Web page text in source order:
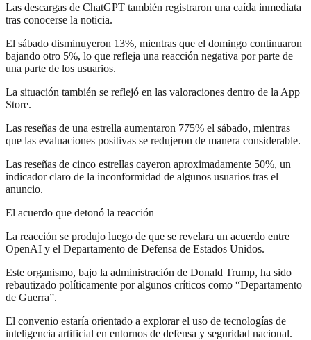
Las descargas de ChatGPT también registraron una caída inmediata
tras conocerse la noticia.
El sábado disminuyeron 13%, mientras que el domingo continuaron
bajando otro 5%, lo que refleja una reacción negativa por parte de
una parte de los usuarios.
La situación también se reflejó en las valoraciones dentro de la App
Store.
Las reseñas de una estrella aumentaron 775% el sábado, mientras
que las evaluaciones positivas se redujeron de manera considerable.
Las reseñas de cinco estrellas cayeron aproximadamente 50%, un
indicador claro de la inconformidad de algunos usuarios tras el
anuncio.
El acuerdo que detonó la reacción
La reacción se produjo luego de que se revelara un acuerdo entre
OpenAI y el Departamento de Defensa de Estados Unidos.
Este organismo, bajo la administración de Donald Trump, ha sido
rebautizado políticamente por algunos críticos como “Departamento
de Guerra”.
El convenio estaría orientado a explorar el uso de tecnologías de
inteligencia artificial en entornos de defensa y seguridad nacional.